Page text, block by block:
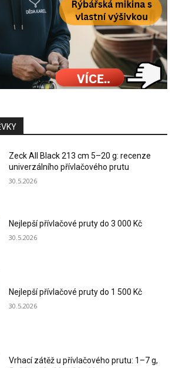
Zeck All Black 213 cm 5–20 g: recenze
univerzálního přívlačového prutu
30.5.2026
Nejlepší přívlačové pruty do 3 000 Kč
30.5.2026
Nejlepší přívlačové pruty do 1 500 Kč
30.5.2026
Vrhací zátěž u přívlačového prutu: 1–7 g,